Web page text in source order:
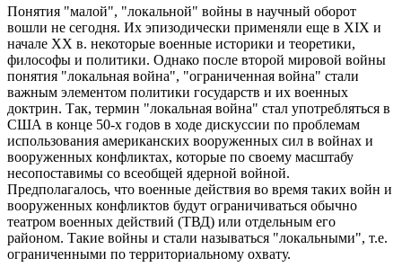
Понятия "малой", "локальной" войны в научный оборот
вошли не сегодня. Их эпизодически применяли еще в ХIХ и
начале ХХ в. некоторые военные историки и теоретики,
философы и политики. Однако после второй мировой войны
понятия "локальная война", "ограниченная война" стали
важным элементом политики государств и их военных
доктрин. Так, термин "локальная война" стал употребляться в
США в конце 50-х годов в ходе дискуссии по проблемам
использования американских вооруженных сил в войнах и
вооруженных конфликтах, которые по своему масштабу
несопоставимы со всеобщей ядерной войной.
Предполагалось, что военные действия во время таких войн и
вооруженных конфликтов будут ограничиваться обычно
театром военных действий (ТВД) или отдельным его
районом. Такие войны и стали называться "локальными", т.е.
ограниченными по территориальному охвату.